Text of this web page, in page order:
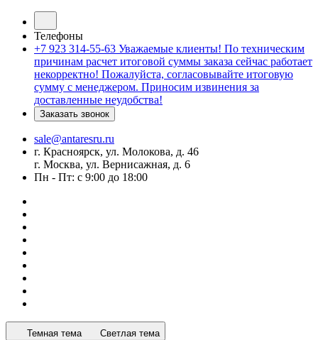
Телефоны
+7 923 314-55-63 Уважаемые клиенты! По техническим
причинам расчет итоговой суммы заказа сейчас работает
некорректно! Пожалуйста, согласовывайте итоговую
сумму с менеджером. Приносим извинения за
доставленные неудобства!
Заказать звонок
sale@antaresru.ru
г. Красноярск, ул. Молокова, д. 46
г. Москва, ул. Вернисажная, д. 6
Пн - Пт: с 9:00 до 18:00
Темная тема Светлая тема